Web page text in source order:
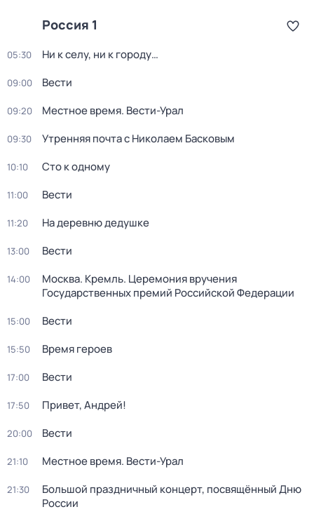
Россия 1
05:30 Ни к селу, ни к городу…
09:00 Вести
09:20 Местное время. Вести-Урал
09:30 Утренняя почта с Николаем Басковым
10:10 Сто к одному
11:00 Вести
11:20 На деревню дедушке
13:00 Вести
14:00
Москва. Кремль. Церемония вручения
Государственных премий Российской Федерации
15:00 Вести
15:50 Время героев
17:00 Вести
17:50 Привет, Андрей!
20:00 Вести
21:10 Местное время. Вести-Урал
21:30
Большой праздничный концерт, посвящённый Дню
России